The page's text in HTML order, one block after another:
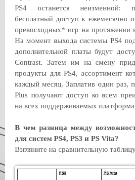
PS4 останется неизменной:
бесплатный доступ к ежемесячно
превосходных* игр на протяжении
На момент выхода системы PS4
дополнительной платы будут
Contrast. Затем им на смену
продукты для PS4, ассортимент
каждый месяц. Заплатив один раз,
Plus получают доступ ко всем
на всех поддерживаемых
В чем разница между
для систем PS4, PS3 и PS Vita?
Взгляните на сравнительную